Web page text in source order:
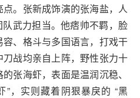
。张新成饰演的张海盐，人
队武力担当。他痞帅不羁，脸
、格斗与多国语言，打戏干
战均亲自上阵，野性张力十
张海虾，表面是温润沉稳、
”，实则藏着阴狠暴戾的 “黑